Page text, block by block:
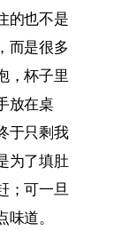
的也不是
而是很多
，杯子里
放在桌
于只剩我
为了填肚
；可一旦
道。